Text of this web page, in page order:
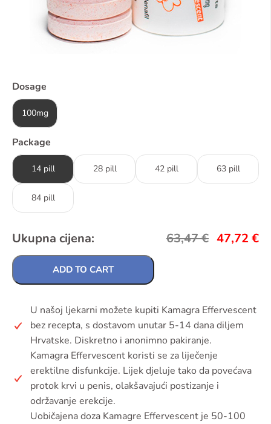
Dosage
100mg
Package
14 pill 28 pill 42 pill 63 pill
84 pill
Ukupna cijena: 63,47€ 47,72 €
ADD TO CART
U našoj ljekarni možete kupiti Kamagra Effervescent
bez recepta, s dostavom unutar 5-14 dana diljem
Hrvatske. Diskretno i anonimno pakiranje.
Kamagra Effervescent koristi se za liječenje
erektilne disfunkcije. Lijek djeluje tako da povećava
protok krvi u penis, olakšavajući postizanje i
održavanje erekcije.
Uobičajena doza Kamagre Effervescent je 50-100